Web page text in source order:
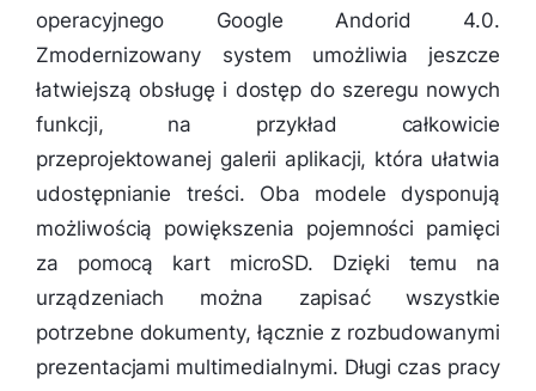
operacyjnego Google Andorid 4.0.
Zmodernizowany system umożliwia jeszcze
łatwiejszą obsługę i dostęp do szeregu nowych
funkcji, na przykład całkowicie
przeprojektowanej galerii aplikacji, która ułatwia
udostępnianie treści. Oba modele dysponują
możliwością powiększenia pojemności pamięci
za pomocą kart microSD. Dzięki temu na
urządzeniach można zapisać wszystkie
potrzebne dokumenty, łącznie z rozbudowanymi
prezentacjami multimedialnymi. Długi czas pracy